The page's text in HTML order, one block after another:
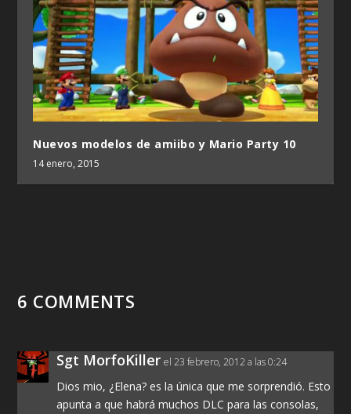
Nuevos modelos de amiibo y Mario Party 10
14 enero, 2015
6 COMMENTS
Sgt MorfoKiller el 23 febrero, 2012 a las 0:24
Dios mio, ¿Elena? es la única que me sorprendió. Esto
apunta a que habrá muchos DLC para las consolas,